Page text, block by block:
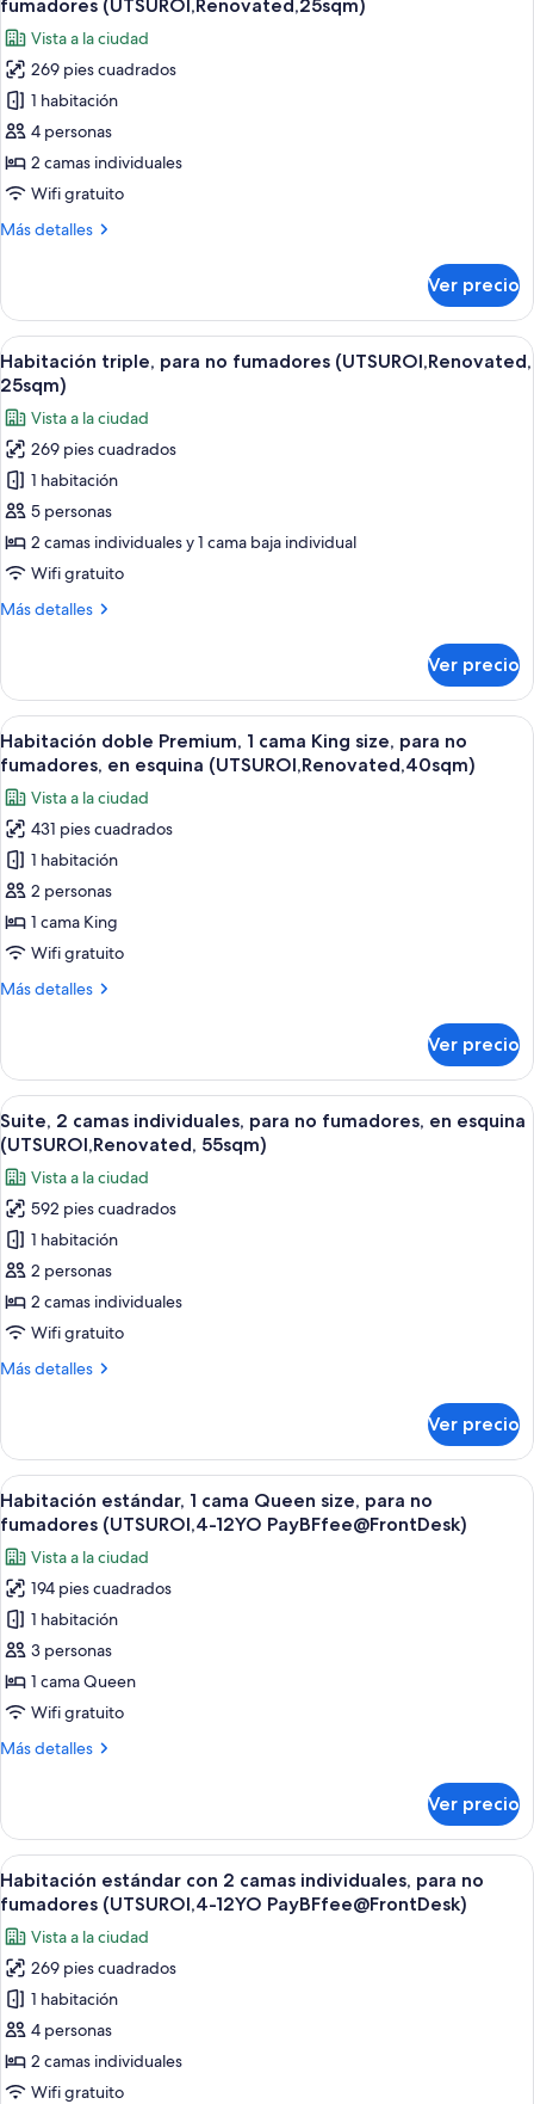
bathroom,
28sqm)
para
no
fumadores
(UTSUROI,
separate
28sqm)
las
fotos
de
Habitación
estándar
con
2
individuales,
fumadores
(UTSUROI,Renovated,25sqm)
fumadores (UTSUROI,Renovated,25sqm)
Vista a la ciudad
269 pies cuadrados
1 habitación
4 personas
2 camas individuales
Wifi gratuito
Más detalles
Más
estándar
con
2
camas
individuales,
para
no
fumadores
(UTSUROI,Renovated,25sqm)
Ver precio
Abrir
todas
las
fotos
de
Habitación
triple,
para
no
(UTSUROI,Renovated,
Habitación de hotel con dos camas,
6
Habitación triple, para no fumadores (UTSUROI,Renovated,
25sqm)
Vista a la ciudad
269 pies cuadrados
1 habitación
5 personas
2 camas individuales y 1 cama baja individual
Wifi gratuito
Más detalles
Más
triple,
para
no
fumadores
(UTSUROI,Renovated,
25sqm)
Ver precio
Abrir
todas
las
fotos
de
Habitación
doble
Premium,
1
King
no
fumadores,
en
esquina
(UTSUROI,Renovated,40sqm)
Una habitación de hotel moderna
6
Habitación doble Premium, 1 cama King size, para no
fumadores, en esquina (UTSUROI,Renovated,40sqm)
Vista a la ciudad
431 pies cuadrados
1 habitación
2 personas
1 cama King
Wifi gratuito
Más detalles
Más
doble
Premium,
1
cama
King
size,
para
no
fumadores,
en
(UTSUROI,Renovated,40sqm)
Ver precio
Abrir
todas
las
fotos
de
Suite,
2
camas
individuales,
no
esquina
(UTSUROI,Renovated,
55sqm)
Una sala de estar moderna con
6
Suite, 2 camas individuales, para no fumadores, en esquina
(UTSUROI,Renovated, 55sqm)
Vista a la ciudad
592 pies cuadrados
1 habitación
2 personas
2 camas individuales
Wifi gratuito
Más detalles
Más
2
camas
individuales,
para
fumadores,
en
esquina
(UTSUROI,Renovated,
55sqm)
Ver precio
Abrir
todas
las
fotos
de
Habitación
estándar,
1
cama
size,
fumadores
(UTSUROI,4-
12YO
PayBFfee@FrontDesk)
Habitación de hotel con una cama
6
Habitación estándar, 1 cama Queen size, para no
fumadores (UTSUROI,4-12YO PayBFfee@FrontDesk)
Vista a la ciudad
194 pies cuadrados
1 habitación
3 personas
1 cama Queen
Wifi gratuito
Más detalles
Más
estándar,
cama
Queen
para
no
fumadores
(UTSUROI,4-
12YO
Ver precio
Abrir
todas
las
fotos
de
Habitación
estándar
con
2
Habitación de hotel con dos camas,
6
Habitación estándar con 2 camas individuales, para no
fumadores (UTSUROI,4-12YO PayBFfee@FrontDesk)
Vista a la ciudad
269 pies cuadrados
1 habitación
4 personas
2 camas individuales
Wifi gratuito